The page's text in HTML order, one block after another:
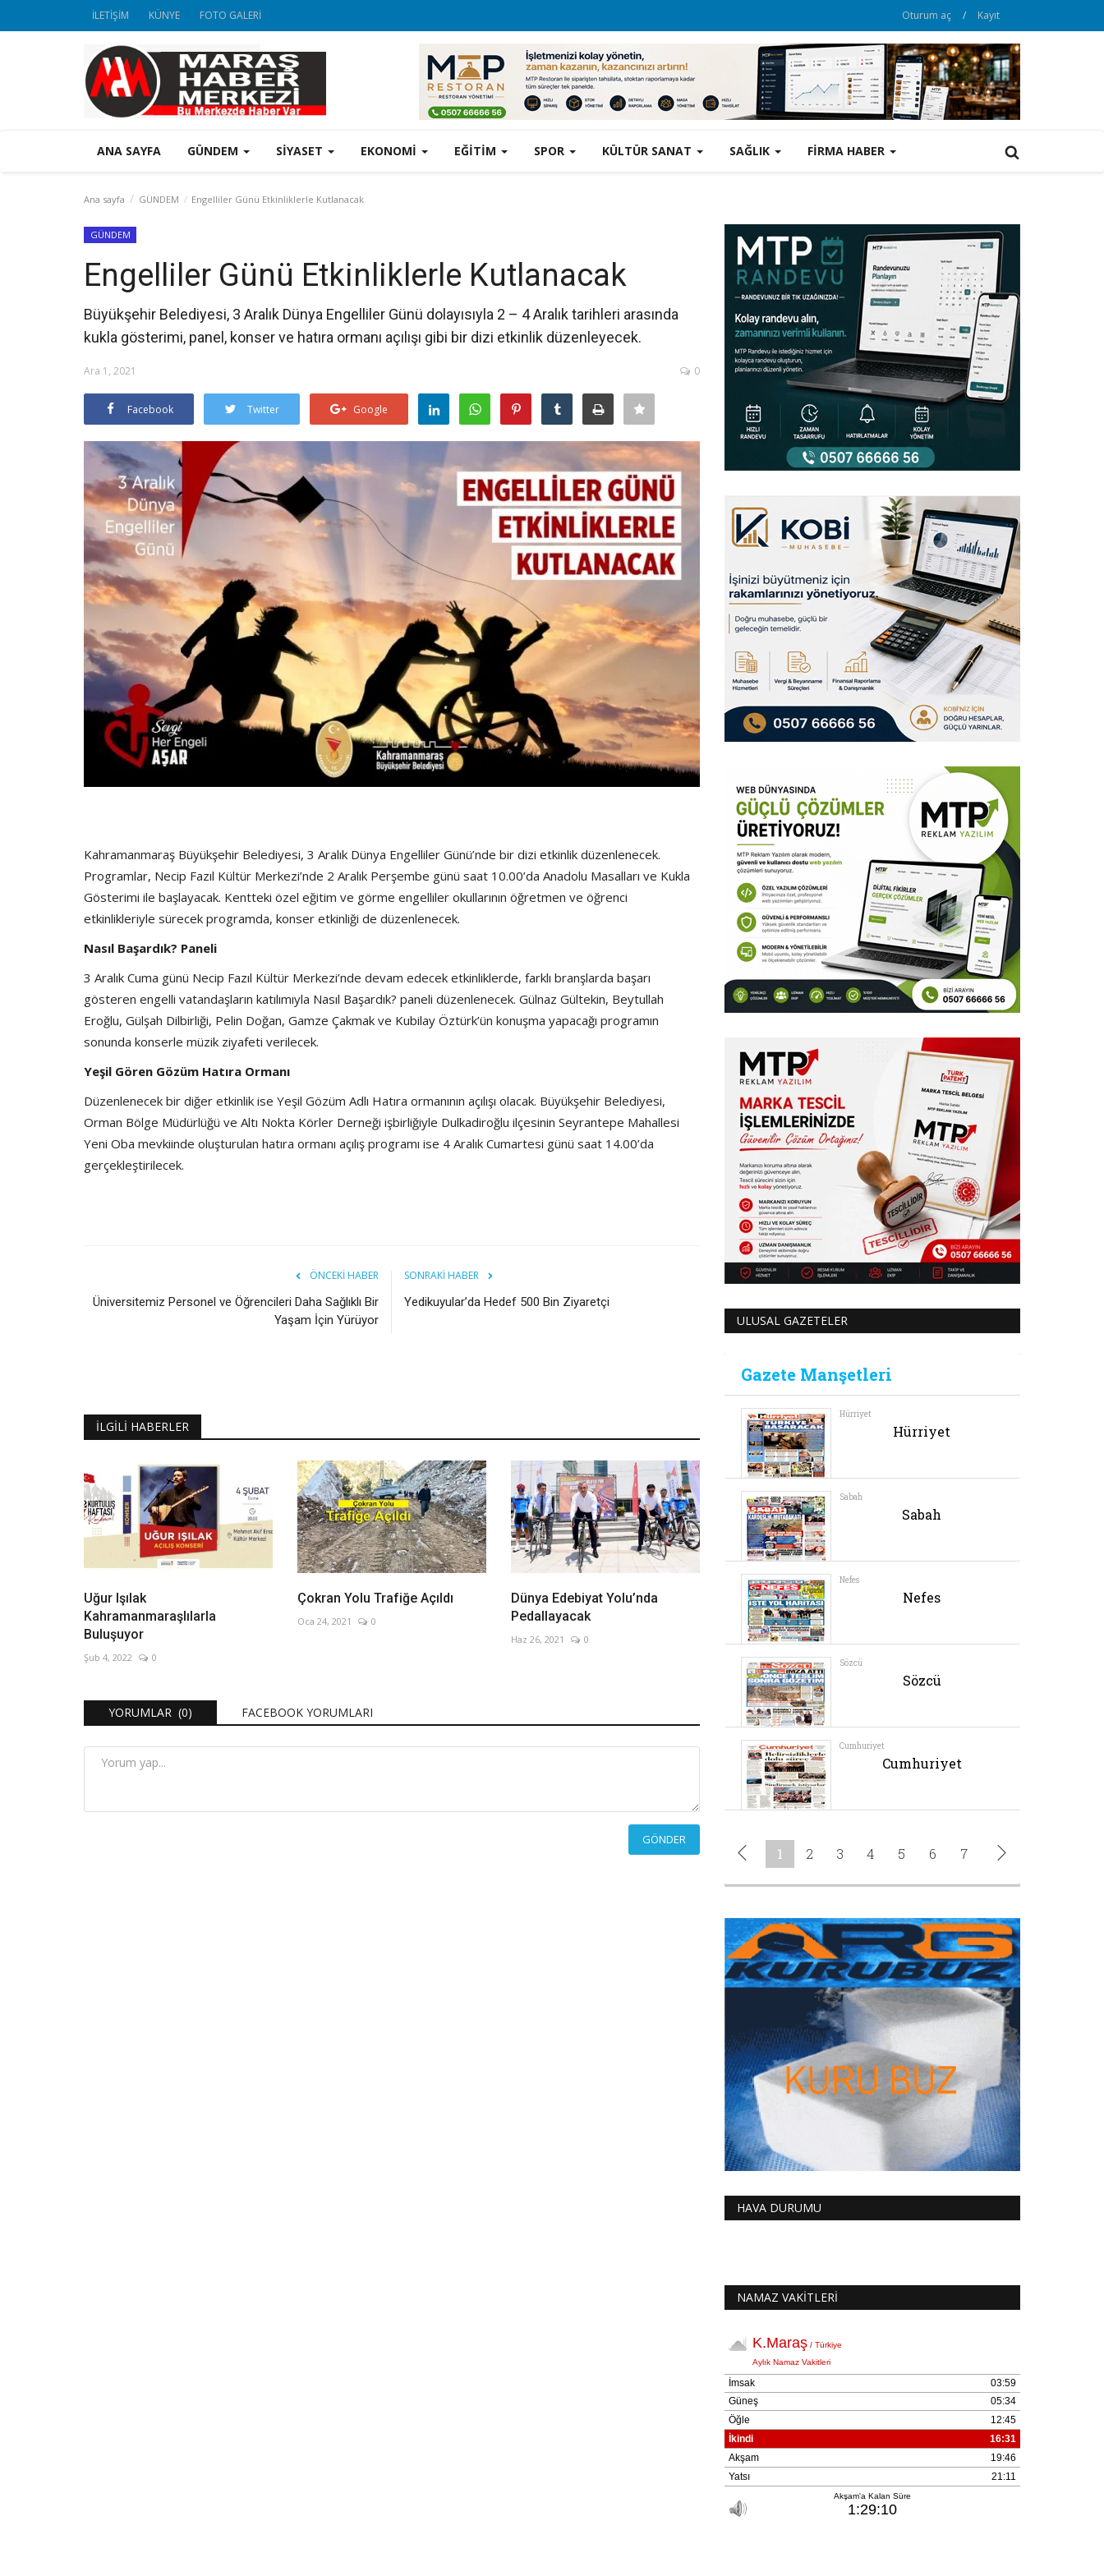
İLETİŞİM KÜNYE FOTO GALERİ Oturum aç / Kayıt
ANA SAYFA GÜNDEM SİYASET EKONOMİ EĞİTİM SPOR KÜLTÜR SANAT SAĞLIK FİRMA HABER
Ana sayfa GÜNDEM Engelliler Günü Etkinliklerle Kutlanacak
GÜNDEM
Engelliler Günü Etkinliklerle Kutlanacak
Büyükşehir Belediyesi, 3 Aralık Dünya Engelliler Günü dolayısıyla 2 – 4 Aralık tarihleri arasında
kukla gösterimi, panel, konser ve hatıra ormanı açılışı gibi bir dizi etkinlik düzenleyecek.
Ara 1, 2021 0
Facebook Twitter Google
Kahramanmaraş Büyükşehir Belediyesi, 3 Aralık Dünya Engelliler Günü’nde bir dizi etkinlik düzenlenecek.
Programlar, Necip Fazıl Kültür Merkezi’nde 2 Aralık Perşembe günü saat 10.00’da Anadolu Masalları ve Kukla
Gösterimi ile başlayacak. Kentteki özel eğitim ve görme engelliler okullarının öğretmen ve öğrenci
etkinlikleriyle sürecek programda, konser etkinliği de düzenlenecek.
Nasıl Başardık? Paneli
3 Aralık Cuma günü Necip Fazıl Kültür Merkezi’nde devam edecek etkinliklerde, farklı branşlarda başarı
gösteren engelli vatandaşların katılımıyla Nasıl Başardık? paneli düzenlenecek. Gülnaz Gültekin, Beytullah
Eroğlu, Gülşah Dilbirliği, Pelin Doğan, Gamze Çakmak ve Kubilay Öztürk’ün konuşma yapacağı programın
sonunda konserle müzik ziyafeti verilecek.
Yeşil Gören Gözüm Hatıra Ormanı
Düzenlenecek bir diğer etkinlik ise Yeşil Gözüm Adlı Hatıra ormanının açılışı olacak. Büyükşehir Belediyesi,
Orman Bölge Müdürlüğü ve Altı Nokta Körler Derneği işbirliğiyle Dulkadiroğlu ilçesinin Seyrantepe Mahallesi
Yeni Oba mevkiinde oluşturulan hatıra ormanı açılış programı ise 4 Aralık Cumartesi günü saat 14.00’da
gerçekleştirilecek.
ÖNCEKI HABER
Üniversitemiz Personel ve Öğrencileri Daha Sağlıklı Bir
Yaşam İçin Yürüyor
SONRAKI HABER
Yedikuyular’da Hedef 500 Bin Ziyaretçi
İLGILI HABERLER
Uğur Işılak
Kahramanmaraşlılarla
Buluşuyor
Şub 4, 2022 0
Çokran Yolu Trafiğe Açıldı
Oca 24, 2021 0
Dünya Edebiyat Yolu’nda
Pedallayacak
Haz 26, 2021 0
YORUMLAR (0) FACEBOOK YORUMLARI
GÖNDER
ULUSAL GAZETELER
HAVA DURUMU
NAMAZ VAKİTLERİ